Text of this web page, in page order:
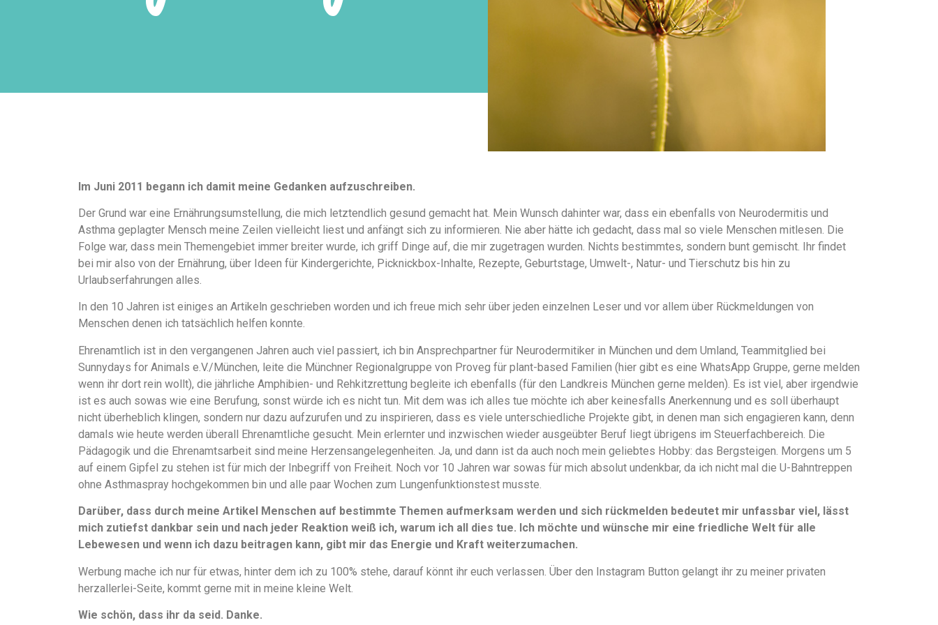
Im Juni 2011 begann ich damit meine Gedanken aufzuschreiben.
Der Grund war eine Ernährungsumstellung, die mich letztendlich gesund gemacht hat. Mein Wunsch dahinter war, dass ein ebenfalls von Neurodermitis und
Asthma geplagter Mensch meine Zeilen vielleicht liest und anfängt sich zu informieren. Nie aber hätte ich gedacht, dass mal so viele Menschen mitlesen. Die
Folge war, dass mein Themengebiet immer breiter wurde, ich griff Dinge auf, die mir zugetragen wurden. Nichts bestimmtes, sondern bunt gemischt. Ihr findet
bei mir also von der Ernährung, über Ideen für Kindergerichte, Picknickbox-Inhalte, Rezepte, Geburtstage, Umwelt-, Natur- und Tierschutz bis hin zu
Urlaubserfahrungen alles.
In den 10 Jahren ist einiges an Artikeln geschrieben worden und ich freue mich sehr über jeden einzelnen Leser und vor allem über Rückmeldungen von
Menschen denen ich tatsächlich helfen konnte.
Ehrenamtlich ist in den vergangenen Jahren auch viel passiert, ich bin Ansprechpartner für Neurodermitiker in München und dem Umland, Teammitglied bei
Sunnydays for Animals e.V./München, leite die Münchner Regionalgruppe von Proveg für plant-based Familien (hier gibt es eine WhatsApp Gruppe, gerne melden
wenn ihr dort rein wollt), die jährliche Amphibien- und Rehkitzrettung begleite ich ebenfalls (für den Landkreis München gerne melden). Es ist viel, aber irgendwie
ist es auch sowas wie eine Berufung, sonst würde ich es nicht tun. Mit dem was ich alles tue möchte ich aber keinesfalls Anerkennung und es soll überhaupt
nicht überheblich klingen, sondern nur dazu aufzurufen und zu inspirieren, dass es viele unterschiedliche Projekte gibt, in denen man sich engagieren kann, denn
damals wie heute werden überall Ehrenamtliche gesucht. Mein erlernter und inzwischen wieder ausgeübter Beruf liegt übrigens im Steuerfachbereich. Die
Pädagogik und die Ehrenamtsarbeit sind meine Herzensangelegenheiten. Ja, und dann ist da auch noch mein geliebtes Hobby: das Bergsteigen. Morgens um 5
auf einem Gipfel zu stehen ist für mich der Inbegriff von Freiheit. Noch vor 10 Jahren war sowas für mich absolut undenkbar, da ich nicht mal die U-Bahntreppen
ohne Asthmaspray hochgekommen bin und alle paar Wochen zum Lungenfunktionstest musste.
Darüber, dass durch meine Artikel Menschen auf bestimmte Themen aufmerksam werden und sich rückmelden bedeutet mir unfassbar viel, lässt
mich zutiefst dankbar sein und nach jeder Reaktion weiß ich, warum ich all dies tue. Ich möchte und wünsche mir eine friedliche Welt für alle
Lebewesen und wenn ich dazu beitragen kann, gibt mir das Energie und Kraft weiterzumachen.
Werbung mache ich nur für etwas, hinter dem ich zu 100% stehe, darauf könnt ihr euch verlassen. Über den Instagram Button gelangt ihr zu meiner privaten
herzallerlei-Seite, kommt gerne mit in meine kleine Welt.
Wie schön, dass ihr da seid. Danke.